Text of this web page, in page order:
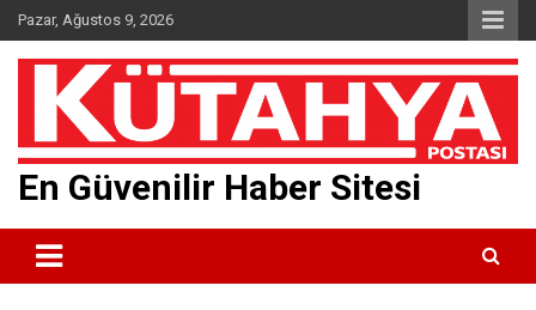
Skip
to
content
Pazar, Ağustos 9, 2026
En Güvenilir Haber Sitesi